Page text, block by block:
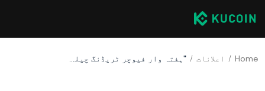
Home اعلانات "ہفتہ وار فیوچر ٹریڈنگ چیلنج کے انعامات کی تقسیم: 300,000 USDT کا حصہ جیتیں!" اور "میڈلز اکٹھے کرنے کے لیے کرپٹو اولمپکس ٹریڈ فیوچر، 120,000 USDT پرائز پول شیئر کرنے کی پیش گوئی کریں"